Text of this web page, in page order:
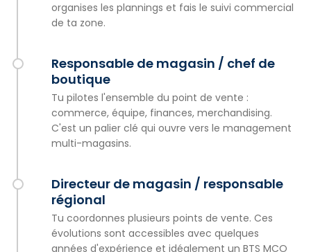
organises les plannings et fais le suivi commercial
de ta zone.
Responsable de magasin / chef de
boutique
Tu pilotes l'ensemble du point de vente :
commerce, équipe, finances, merchandising.
C'est un palier clé qui ouvre vers le management
multi-magasins.
Directeur de magasin / responsable
régional
Tu coordonnes plusieurs points de vente. Ces
évolutions sont accessibles avec quelques
années d'expérience et idéalement un BTS MCO